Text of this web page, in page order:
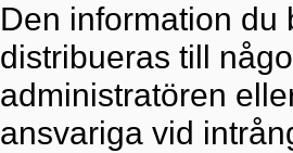
Den information du
distribueras till
administratören
ansvariga vid